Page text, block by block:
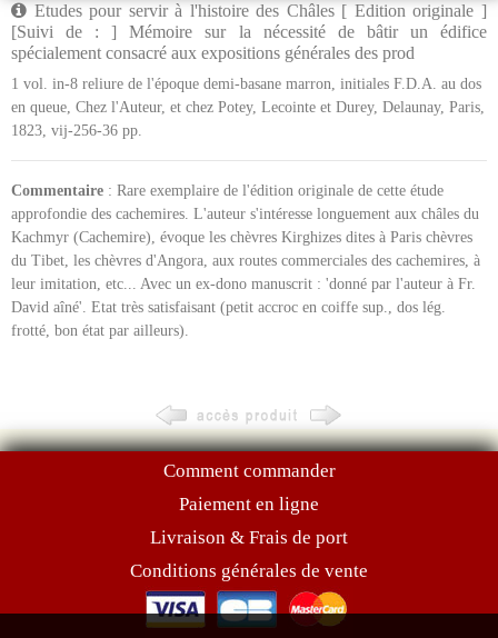
Etudes pour servir à l'histoire des Châles [ Edition originale ]
[Suivi de : ] Mémoire sur la nécessité de bâtir un édifice
spécialement consacré aux expositions générales des prod
1 vol. in-8 reliure de l'époque demi-basane marron, initiales F.D.A. au dos
en queue, Chez l'Auteur, et chez Potey, Lecointe et Durey, Delaunay, Paris,
1823, vij-256-36 pp.
Commentaire : Rare exemplaire de l'édition originale de cette étude
approfondie des cachemires. L'auteur s'intéresse longuement aux châles du
Kachmyr (Cachemire), évoque les chèvres Kirghizes dites à Paris chèvres
du Tibet, les chèvres d'Angora, aux routes commerciales des cachemires, à
leur imitation, etc... Avec un ex-dono manuscrit : 'donné par l'auteur à Fr.
David aîné'. Etat très satisfaisant (petit accroc en coiffe sup., dos lég.
frotté, bon état par ailleurs).
Comment commander
Paiement en ligne
Livraison & Frais de port
Conditions générales de vente